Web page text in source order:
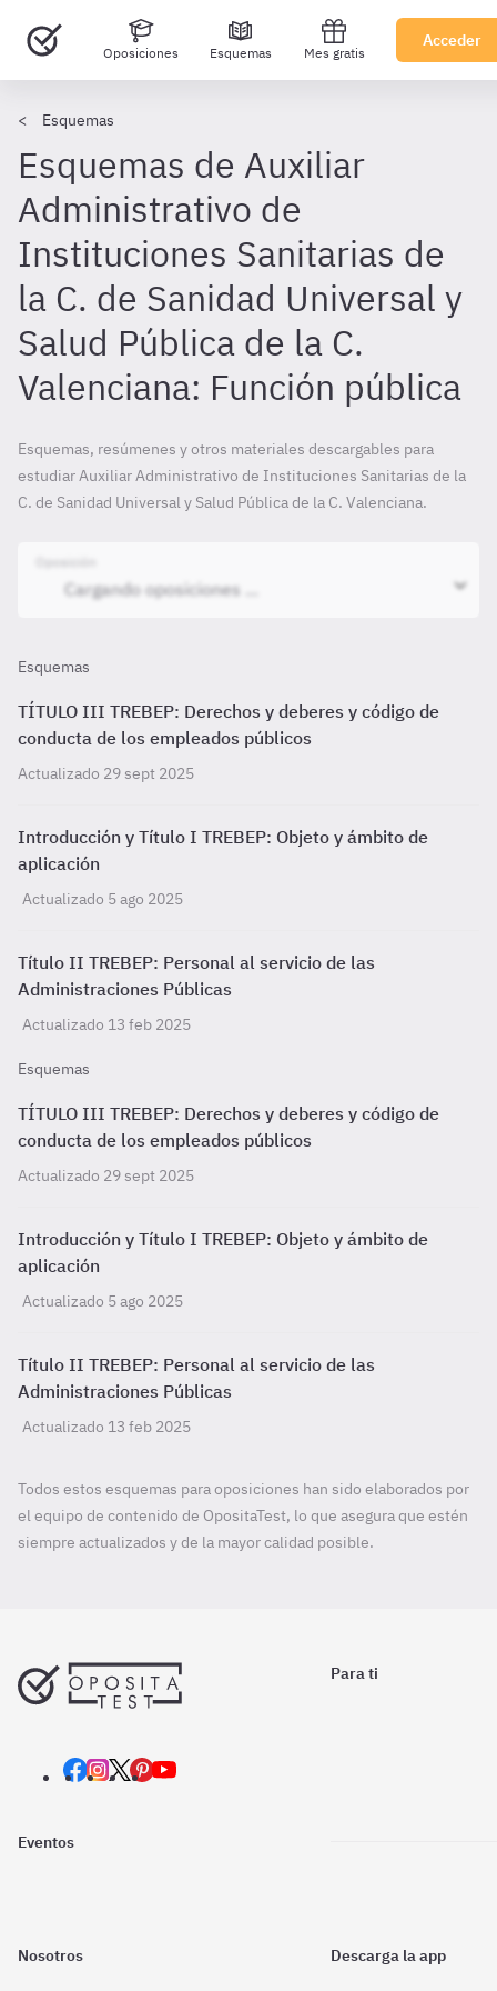
Oposiciones Esquemas Mes gratis
Acceder
Esquemas
Esquemas de Auxiliar
Administrativo de
Instituciones Sanitarias de
la C. de Sanidad Universal y
Salud Pública de la C.
Valenciana: Función pública
Esquemas, resúmenes y otros materiales descargables para
estudiar Auxiliar Administrativo de Instituciones Sanitarias de la
C. de Sanidad Universal y Salud Pública de la C. Valenciana.
Esquemas
TÍTULO III TREBEP: Derechos y deberes y código de
conducta de los empleados públicos
Actualizado 29 sept 2025
Introducción y Título I TREBEP: Objeto y ámbito de
aplicación
Actualizado 5 ago 2025
Título II TREBEP: Personal al servicio de las
Administraciones Públicas
Actualizado 13 feb 2025
Esquemas
TÍTULO III TREBEP: Derechos y deberes y código de
conducta de los empleados públicos
Actualizado 29 sept 2025
Introducción y Título I TREBEP: Objeto y ámbito de
aplicación
Actualizado 5 ago 2025
Título II TREBEP: Personal al servicio de las
Administraciones Públicas
Actualizado 13 feb 2025
Todos estos esquemas para oposiciones han sido elaborados por
el equipo de contenido de OpositaTest, lo que asegura que estén
siempre actualizados y de la mayor calidad posible.
Para ti
Eventos
Nosotros Descarga la app